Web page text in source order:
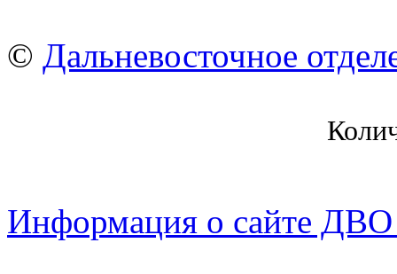
© Дальневосточное
Информация о сайте